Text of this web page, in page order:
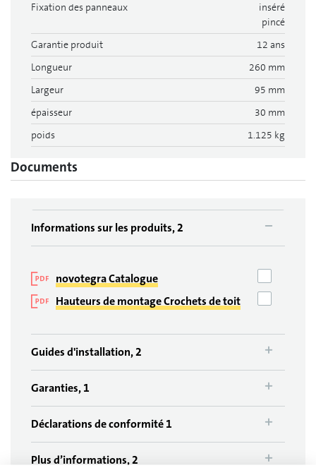
Fixation des panneaux
inséré
pincé
Garantie produit
12 ans
Longueur
260 mm
Largeur
95 mm
épaisseur
30 mm
poids
1.125 kg
Documents
Informations sur les produits, 2
novotegra Catalogue
Hauteurs de montage Crochets de toit
Guides d'installation, 2
Garanties, 1
Déclarations de conformité 1
Plus d’informations, 2